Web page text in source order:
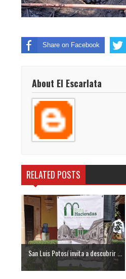
Share on Facebook
About El Escarlata
RELATED POSTS
San Luis Potosí invita a descubrir ...